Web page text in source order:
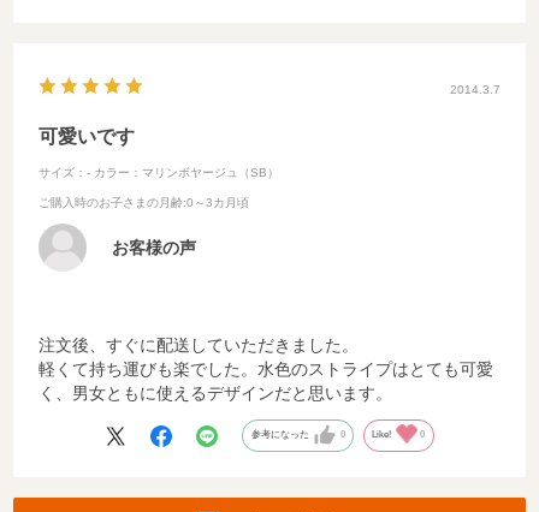
2014.3.7
可愛いです
サイズ：- カラー：マリンボヤージュ（SB）
ご購入時のお子さまの月齢:0～3カ月頃
お客様の声
注文後、すぐに配送していただきました。
軽くて持ち運びも楽でした。水色のストライプはとても可愛
く、男女ともに使えるデザインだと思います。
参考になった 0 Like! 0